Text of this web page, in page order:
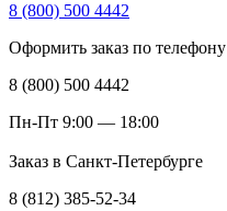
8 (800) 500 4442
Оформить заказ по телефону
8 (800) 500 4442
Пн-Пт 9:00 — 18:00
Заказ в Санкт-Петербурге
8 (812) 385-52-34